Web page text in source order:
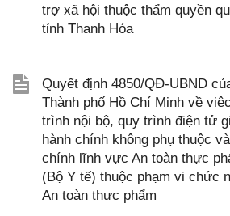
trợ xã hội thuộc thẩm quyền
tỉnh Thanh Hóa
Quyết định 4850/QĐ-UBND
Thành phố Hồ Chí Minh về
trình nội bộ, quy trình điện tử
hành chính không phụ thuộc
chính lĩnh vực An toàn thực
(Bộ Y tế) thuộc phạm vi chức
An toàn thực phẩm